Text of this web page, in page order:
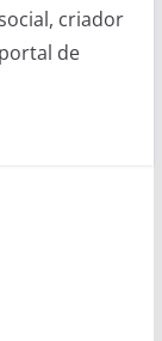
criador
de